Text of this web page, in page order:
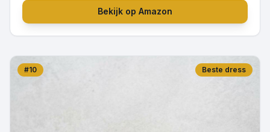
Bekijk op Amazon
#10 Beste dress